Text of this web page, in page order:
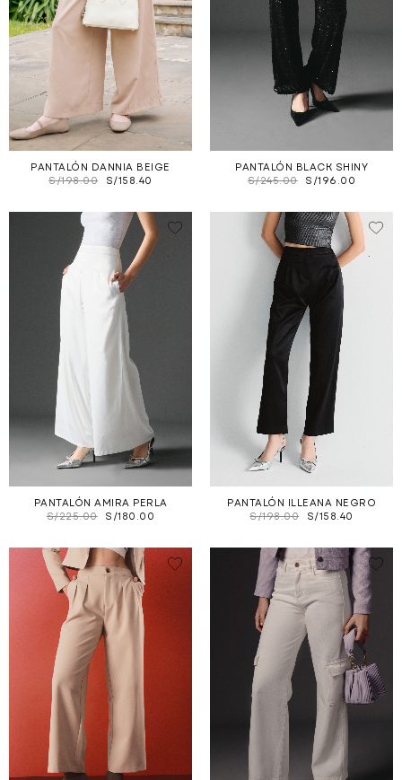
PANTALÓN DANNIA BEIGE
S/198.00 S/158.40
PANTALÓN BLACK SHINY
S/245.00 S/196.00
.
PANTALÓN AMIRA PERLA
S/225.00 S/180.00
.
PANTALÓN ILLEANA NEGRO
S/198.00 S/158.40
. .